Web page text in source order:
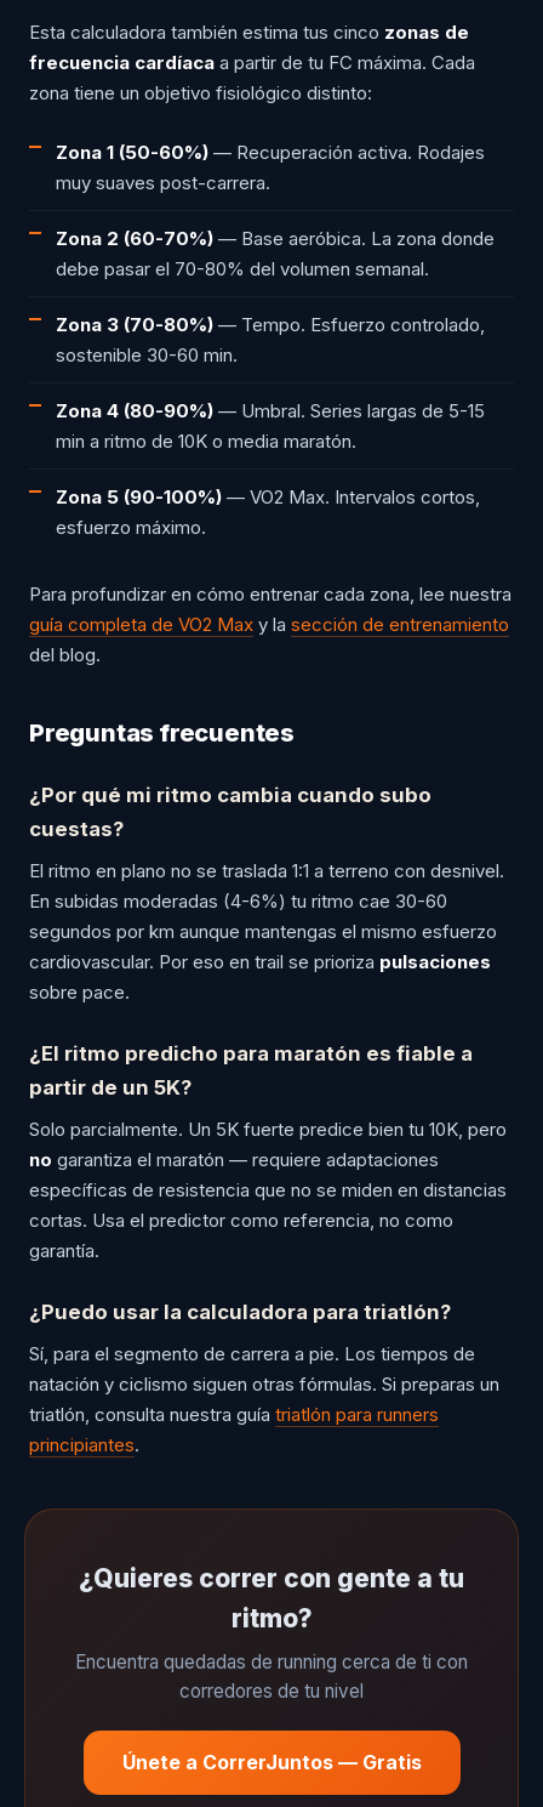
Esta calculadora también estima tus cinco zonas de
frecuencia cardíaca a partir de tu FC máxima. Cada
zona tiene un objetivo fisiológico distinto:
Zona 1 (50-60%) — Recuperación activa. Rodajes
muy suaves post-carrera.
Zona 2 (60-70%) — Base aeróbica. La zona donde
debe pasar el 70-80% del volumen semanal.
Zona 3 (70-80%) — Tempo. Esfuerzo controlado,
sostenible 30-60 min.
Zona 4 (80-90%) — Umbral. Series largas de 5-15
min a ritmo de 10K o media maratón.
Zona 5 (90-100%) — VO2 Max. Intervalos cortos,
esfuerzo máximo.
Para profundizar en cómo entrenar cada zona, lee nuestra
guía completa de VO2 Max y la sección de entrenamiento
del blog.
Preguntas frecuentes
¿Por qué mi ritmo cambia cuando subo
cuestas?
El ritmo en plano no se traslada 1:1 a terreno con desnivel.
En subidas moderadas (4-6%) tu ritmo cae 30-60
segundos por km aunque mantengas el mismo esfuerzo
cardiovascular. Por eso en trail se prioriza pulsaciones
sobre pace.
¿El ritmo predicho para maratón es fiable a
partir de un 5K?
Solo parcialmente. Un 5K fuerte predice bien tu 10K, pero
no garantiza el maratón — requiere adaptaciones
específicas de resistencia que no se miden en distancias
cortas. Usa el predictor como referencia, no como
garantía.
¿Puedo usar la calculadora para triatlón?
Sí, para el segmento de carrera a pie. Los tiempos de
natación y ciclismo siguen otras fórmulas. Si preparas un
triatlón, consulta nuestra guía triatlón para runners
principiantes.
¿Quieres correr con gente a tu
ritmo?
Encuentra quedadas de running cerca de ti con
corredores de tu nivel
Únete a CorrerJuntos — Gratis